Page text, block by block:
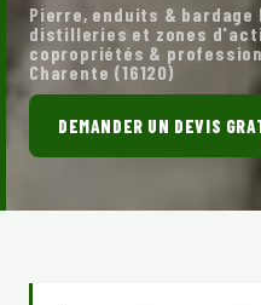
Pierre, enduits &
distilleries et zones
copropriétés &
Charente (16120)
DEMANDER UN DEVIS